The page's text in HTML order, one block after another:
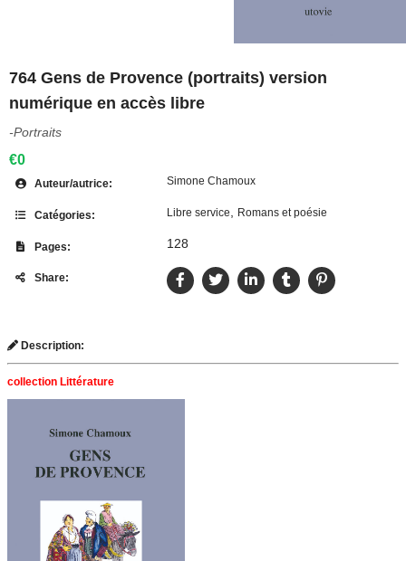
764 Gens de Provence (portraits) version
numérique en accès libre
-Portraits
€0
Auteur/autrice: Simone Chamoux
Catégories: Libre service Romans et poésie
Pages: 128
Share:
Description:
collection Littérature